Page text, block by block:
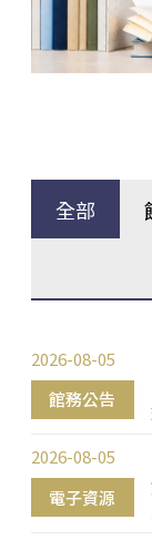
全部
館務公告
2026-08-05
電子資源
2026-08-05